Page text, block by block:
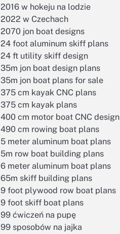
2016 w hokeju na lodzie
2022 w Czechach
2070 jon boat designs
24 foot aluminum skiff plans
24 ft utility skiff design
35m jon boat design plans
35m jon boat plans for sale
375 cm kayak CNC plans
375 cm kayak plans
400 cm motor boat CNC design
490 cm rowing boat plans
5 meter aluminum boat plans
5m row boat building plans
6 meter aluminum boat plans
65m skiff building plans
9 foot plywood row boat plans
9 foot skiff boat plans
99 ćwiczeń na pupę
99 sposobów na jajka